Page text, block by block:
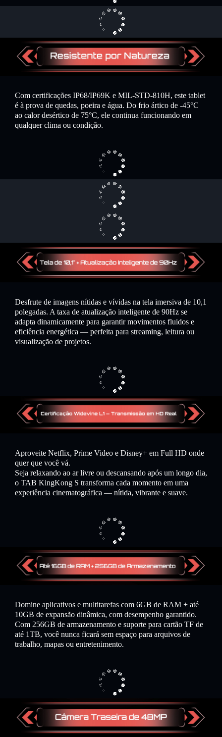
Com certificações IP68/IP69K e MIL-STD-810H, este tablet
é à prova de quedas, poeira e água. Do frio ártico de -45°C
ao calor desértico de 75°C, ele continua funcionando em
qualquer clima ou condição.
Desfrute de imagens nítidas e vívidas na tela imersiva de 10,1
polegadas. A taxa de atualização inteligente de 90Hz se
adapta dinamicamente para garantir movimentos fluidos e
eficiência energética — perfeita para streaming, leitura ou
visualização de projetos.
Aproveite Netflix, Prime Video e Disney+ em Full HD onde
quer que você vá.
Seja relaxando ao ar livre ou descansando após um longo dia,
o TAB KingKong S transforma cada momento em uma
experiência cinematográfica — nítida, vibrante e suave.
Domine aplicativos e multitarefas com 6GB de RAM + até
10GB de expansão dinâmica, com desempenho garantido.
Com 256GB de armazenamento e suporte para cartão TF de
até 1TB, você nunca ficará sem espaço para arquivos de
trabalho, mapas ou entretenimento.